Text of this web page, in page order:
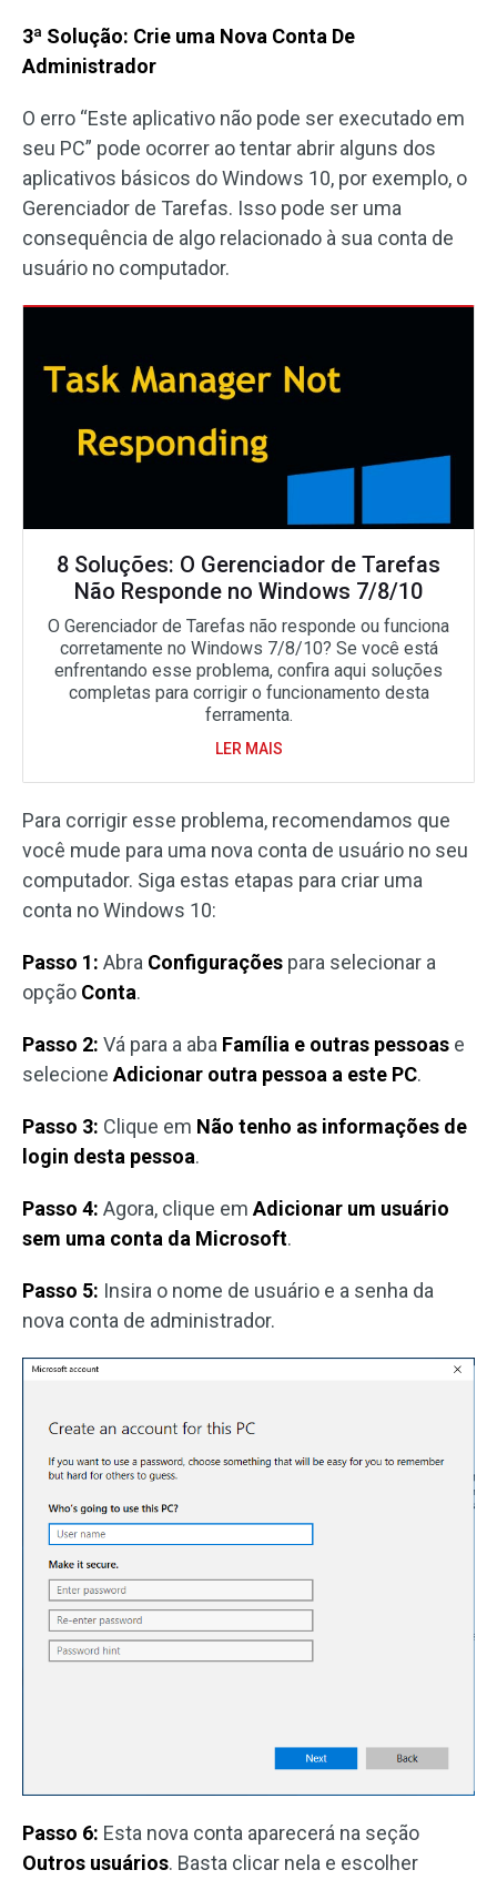
3ª Solução: Crie uma Nova Conta De
Administrador
O erro “Este aplicativo não pode ser executado em
seu PC” pode ocorrer ao tentar abrir alguns dos
aplicativos básicos do Windows 10, por exemplo, o
Gerenciador de Tarefas. Isso pode ser uma
consequência de algo relacionado à sua conta de
usuário no computador.
8 Soluções: O Gerenciador de Tarefas
Não Responde no Windows 7/8/10
O Gerenciador de Tarefas não responde ou funciona
corretamente no Windows 7/8/10? Se você está
enfrentando esse problema, confira aqui soluções
completas para corrigir o funcionamento desta
ferramenta.
LER MAIS
Para corrigir esse problema, recomendamos que
você mude para uma nova conta de usuário no seu
computador. Siga estas etapas para criar uma
conta no Windows 10:
Passo 1: Abra Configurações para selecionar a
opção Conta.
Passo 2: Vá para a aba Família e outras pessoas e
selecione Adicionar outra pessoa a este PC.
Passo 3: Clique em Não tenho as informações de
login desta pessoa.
Passo 4: Agora, clique em Adicionar um usuário
sem uma conta da Microsoft.
Passo 5: Insira o nome de usuário e a senha da
nova conta de administrador.
Passo 6: Esta nova conta aparecerá na seção
Outros usuários. Basta clicar nela e escolher